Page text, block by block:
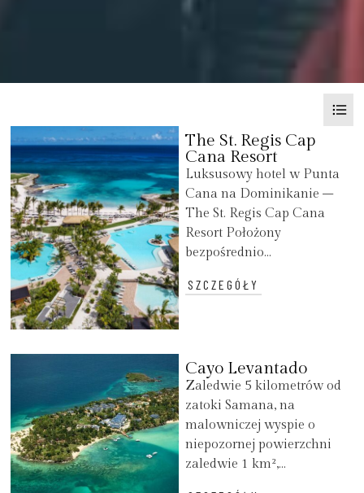
The St. Regis Cap
Cana Resort
Luksusowy hotel w Punta
Cana na Dominikanie –
The St. Regis Cap Cana
Resort Położony
bezpośrednio...
SZCZEGÓŁY
Cayo Levantado
Zaledwie 5 kilometrów od
zatoki Samana, na
malowniczej wyspie o
niepozornej powierzchni
zaledwie 1 km²,...